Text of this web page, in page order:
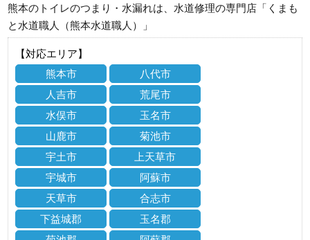
熊本のトイレのつまり・水漏れは、水道修理の専門店「くまも
と水道職人（熊本水道職人）」
【対応エリア】
熊本市
八代市
人吉市
荒尾市
水俣市
玉名市
山鹿市
菊池市
宇土市
上天草市
宇城市
阿蘇市
天草市
合志市
下益城郡
玉名郡